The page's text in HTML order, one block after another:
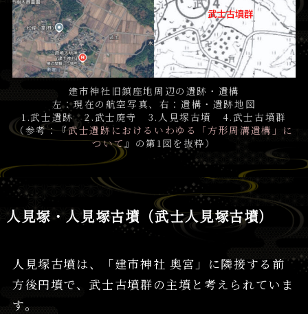
建市神社旧鎮座地周辺の遺跡・遺構
左：現在の航空写真、右：遺構・遺跡地図
1.武士遺跡 2.武士廃寺 3.人見塚古墳 4.武士古墳群
（参考：『武士遺跡におけるいわゆる「方形周溝遺構」に
ついて』の第1図を抜粋）
人見塚・人見塚古墳（武士人見塚古墳）
人見塚古墳は、「建市神社 奥宮」に隣接する前
方後円墳で、武士古墳群の主墳と考えられていま
す。